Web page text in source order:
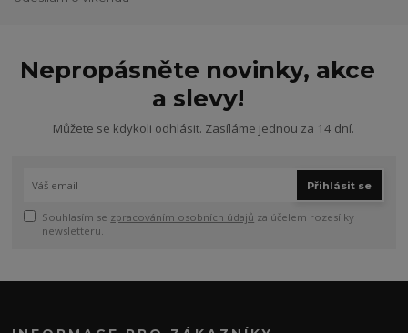
Nepropásněte novinky, akce
a slevy!
Můžete se kdykoli odhlásit. Zasíláme jednou za 14 dní.
Přihlásit se
Souhlasím se zpracováním osobních údajů za účelem rozesílky
newsletteru.